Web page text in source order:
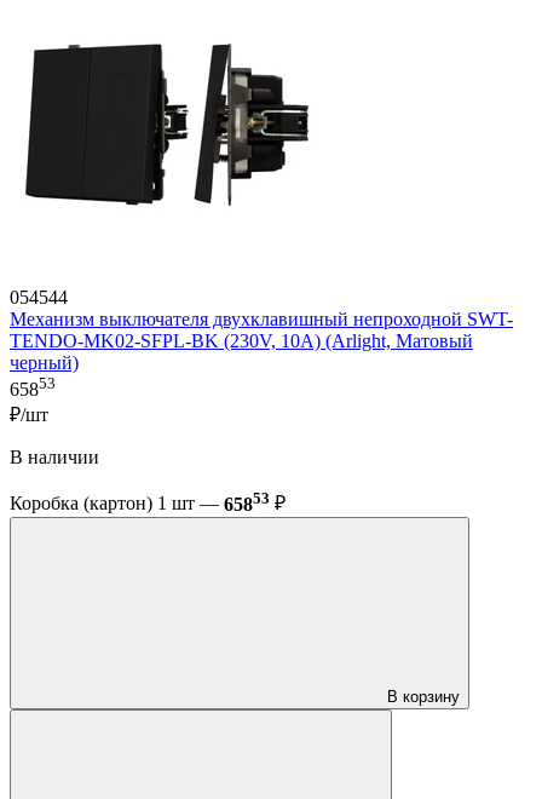
054544
Механизм выключателя двухклавишный непроходной SWT-
TENDO-MK02-SFPL-BK (230V, 10A) (Arlight, Матовый
черный)
65853
₽/шт
В наличии
Коробка (картон) 1 шт — 65853 ₽
В корзину